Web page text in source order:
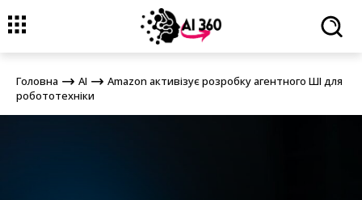
Головна
Amazon активізує розробку агентного ШІ для
робототехніки
Головна AI
Amazon активізує розробку агентного ШІ для
робототехніки